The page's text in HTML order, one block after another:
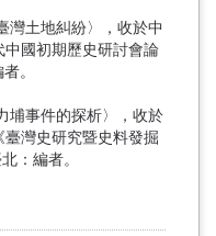
灣土地糾紛〉，收於中
國初期歷史研討會論
。
埔事件的探析〉，收於
灣史研究暨史料發掘
：編者。